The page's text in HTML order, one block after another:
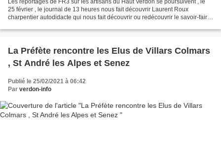
25 février , le journal de 13 heures nous fait découvrir Laurent Roux
charpentier autodidacte qui nous fait découvrir ou redécouvrir le savoir-faire
La Préfète rencontre les Elus de Villars Colmars
, St André les Alpes et Senez
Publié le 25/02/2021 à 06:42
Par verdon-info